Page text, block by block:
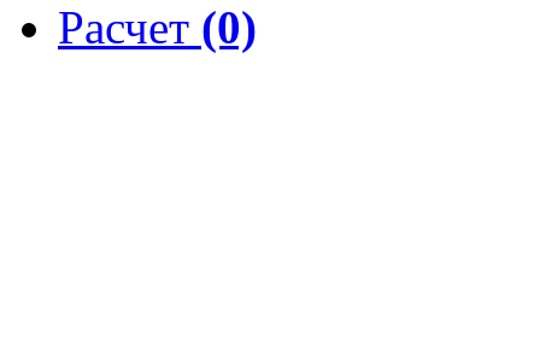
Расчет (0)